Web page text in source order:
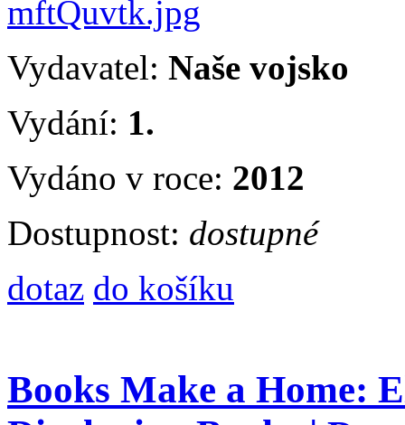
Vydavatel: Naše vojsko
Vydání: 1.
Vydáno v roce: 2012
Dostupnost: dostupné
dotaz do košíku
Books Make a Home: